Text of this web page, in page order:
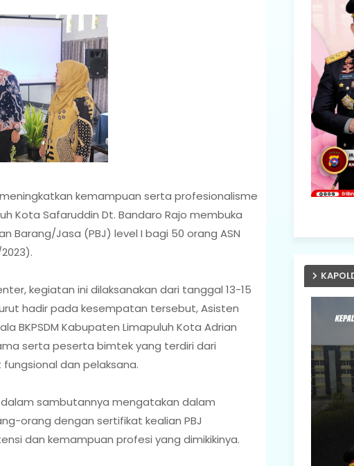
kemampuan serta profesionalisme
Kota Safaruddin Dt. Bandaro Rajo membuka
Barang/Jasa (PBJ) level I bagi 50 orang ASN
kegiatan ini dilaksanakan dari tanggal 13-15
hadir pada kesempatan tersebut, Asisten
BKPSDM Kabupaten Limapuluh Kota Adrian
serta peserta bimtek yang terdiri dari
dan pelaksana.
dalam sambutannya mengatakan dalam
orang dengan sertifikat kealian PBJ
dan kemampuan profesi yang dimikikinya.